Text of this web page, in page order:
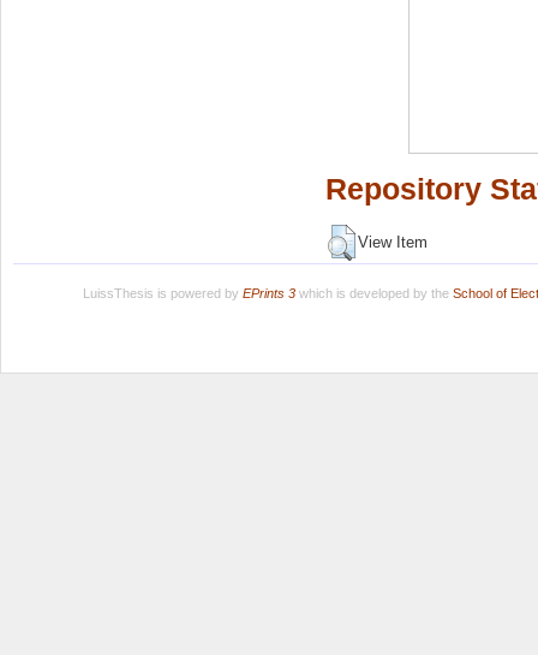
Repository
View Item
LuissThesis is powered by EPrints 3which is developed by the School of